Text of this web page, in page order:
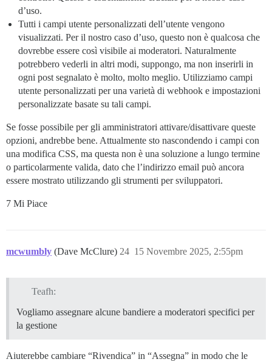
d’uso.
Tutti i campi utente personalizzati dell’utente vengono
visualizzati. Per il nostro caso d’uso, questo non è qualcosa che
dovrebbe essere così visibile ai moderatori. Naturalmente
potrebbero vederli in altri modi, suppongo, ma non inserirli in
ogni post segnalato è molto, molto meglio. Utilizziamo campi
utente personalizzati per una varietà di webhook e impostazioni
personalizzate basate su tali campi.
Se fosse possibile per gli amministratori attivare/disattivare queste
opzioni, andrebbe bene. Attualmente sto nascondendo i campi con
una modifica CSS, ma questa non è una soluzione a lungo termine
o particolarmente valida, dato che l’indirizzo email può ancora
essere mostrato utilizzando gli strumenti per sviluppatori.
7 Mi Piace
mcwumbly (Dave McClure) 15 Novembre 2025, 2:55pm
24
Teafh:
Vogliamo assegnare alcune bandiere a moderatori specifici per
la gestione
Aiuterebbe cambiare “Rivendica” in “Assegna” in modo che le